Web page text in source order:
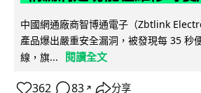
中國網通廠商智博通電子（Zbtlink
產品爆出嚴重安全漏洞，被發現每 35 秒
線，旗...
閱讀全文
362 83 ↗ 分享